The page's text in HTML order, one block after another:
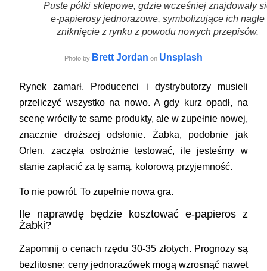
Puste półki sklepowe, gdzie wcześniej znajdowały
e-papierosy jednorazowe, symbolizujące ich nagłe
zniknięcie z rynku z powodu nowych przepisów.
Photo by Brett Jordan on Unsplash
Rynek zamarł. Producenci i dystrybutorzy musieli
przeliczyć wszystko na nowo. A gdy kurz opadł, na
scenę wróciły te same produkty, ale w zupełnie nowej,
znacznie droższej odsłonie. Żabka, podobnie jak
Orlen, zaczęła ostrożnie testować, ile jesteśmy w
stanie zapłacić za tę samą, kolorową przyjemność.
To nie powrót. To zupełnie nowa gra.
Ile naprawdę będzie kosztować e-papieros z
Żabki?
Zapomnij o cenach rzędu 30-35 złotych. Prognozy są
bezlitosne: ceny jednorazówek mogą wzrosnąć nawet